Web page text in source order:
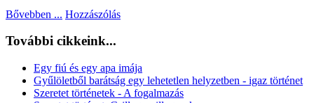
Bővebben ... Hozzászólás
További cikkeink...
Egy fiú és egy apa imája
Gyűlöletből barátság egy lehetetlen helyzetben - igaz történet
Szeretet történetek - A fogalmazás